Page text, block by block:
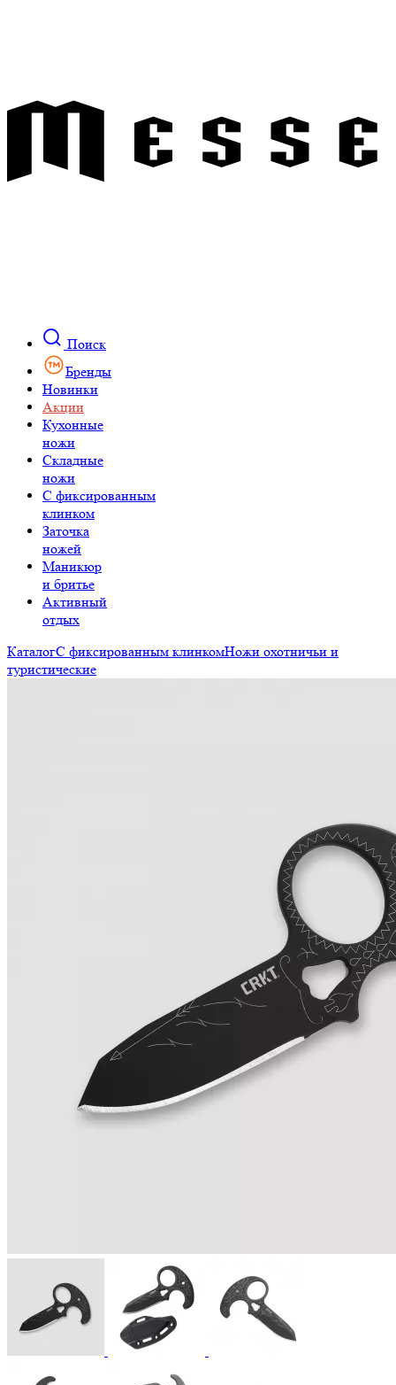
Поиск
Бренды
Новинки
Акции
Кухонные
ножи
Складные
ножи
C фиксированным
клинком
Заточка
ножей
Маникюр
и бритье
Активный
отдых
КаталогС фиксированным клинкомНожи охотничьи и
туристические